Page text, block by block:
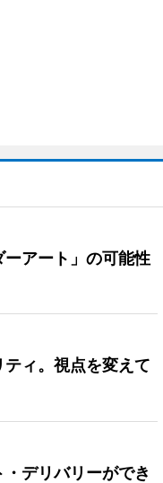
アート」の可能性
ィ。視点を変えて
・デリバリーができ